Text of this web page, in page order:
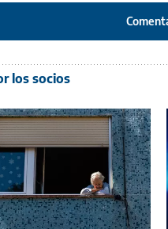
los socios